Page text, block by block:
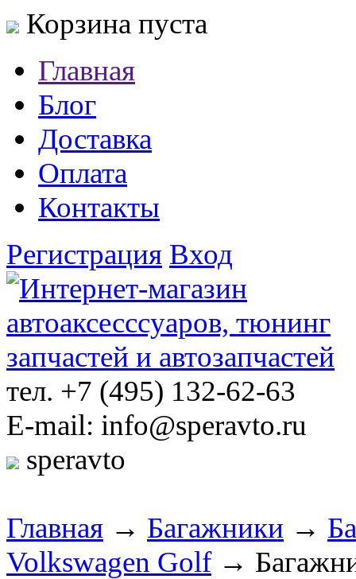
Корзина пуста
Главная
Блог
Доставка
Оплата
Контакты
Регистрация Вход
тел. +7 (495) 132-62-63
E-mail: info@speravto.ru
speravto
Главная → Багажники →
Volkswagen Golf→